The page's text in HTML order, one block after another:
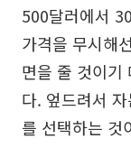
500달러에서
가격을 무시해
면을 줄 것이기
다. 엎드려서
를 선택하는 것